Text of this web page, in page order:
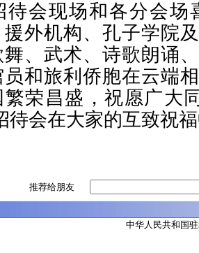
待会现场和各分会场
援外机构、孔子学院
舞、武术、诗歌朗诵
员和旅利侨胞在云端
繁荣昌盛，祝愿广大
待会在大家的互致祝
推荐给朋友
中华人民共和国